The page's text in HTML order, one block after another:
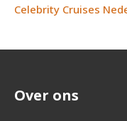
Celebrity Cruises
Over ons